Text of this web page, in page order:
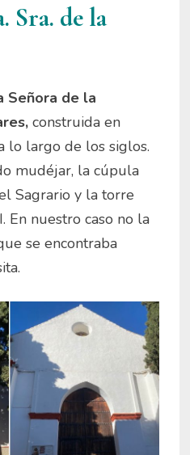
Sra. de la
Señora de la
construida en
lo largo de los siglos.
mudéjar, la cúpula
Sagrario y la torre
En nuestro caso no la
se encontraba